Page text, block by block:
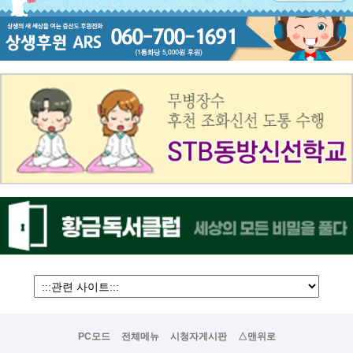
PC모드 전체메뉴 시청자게시판 △맨위로